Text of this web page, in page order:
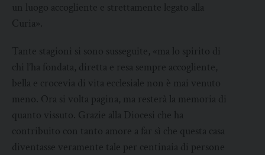
un luogo accogliente e strettamente legato alla
Curia».
Tante stagioni si sono susseguite, «ma lo spirito di
chi l’ha fondata, diretta e resa sempre accogliente,
bella e crocevia di vita ecclesiale non è mai venuto
meno. Ora si volta pagina, ma resterà la memoria di
quanto vissuto. Grazie alla Diocesi che ha
contribuito con tanto amore a far sì che questa casa
diventasse veramente tale per centinaia di persone